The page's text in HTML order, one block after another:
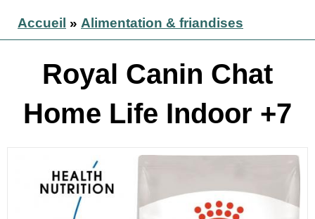
Accueil » Alimentation & friandises
Royal Canin Chat
Home Life Indoor +7